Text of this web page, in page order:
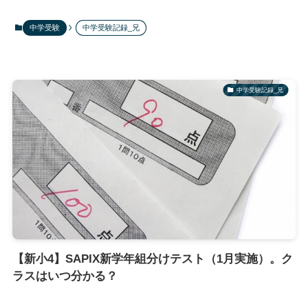
中学受験 中学受験記録_兄
中学受験記録_兄
【新小4】SAPIX新学年組分けテスト（1月実施）。ク
ラスはいつ分かる？